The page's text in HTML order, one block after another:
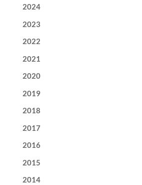
2024
2023
2022
2021
2020
2019
2018
2017
2016
2015
2014